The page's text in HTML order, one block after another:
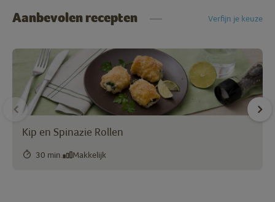
Aanbevolen recepten Verfijn je keuze
Kip en Spinazie Rollen
30 min. Makkelijk